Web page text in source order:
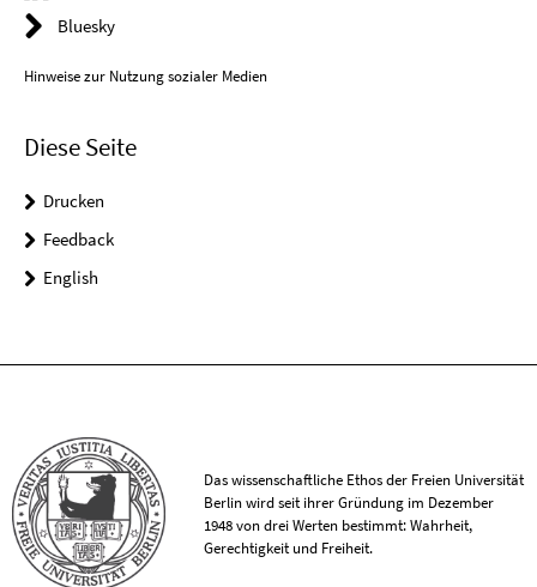
Bluesky
Hinweise zur Nutzung sozialer Medien
Diese Seite
Drucken
Feedback
English
Das wissenschaftliche Ethos der Freien Universität
Berlin wird seit ihrer Gründung im Dezember
1948 von drei Werten bestimmt: Wahrheit,
Gerechtigkeit und Freiheit.